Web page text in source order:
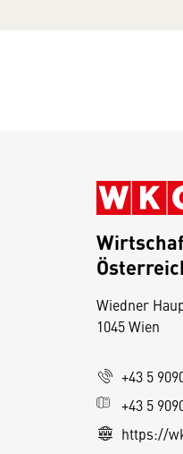
Wiedner
1045 Wien
+43 5
+43 5
https://